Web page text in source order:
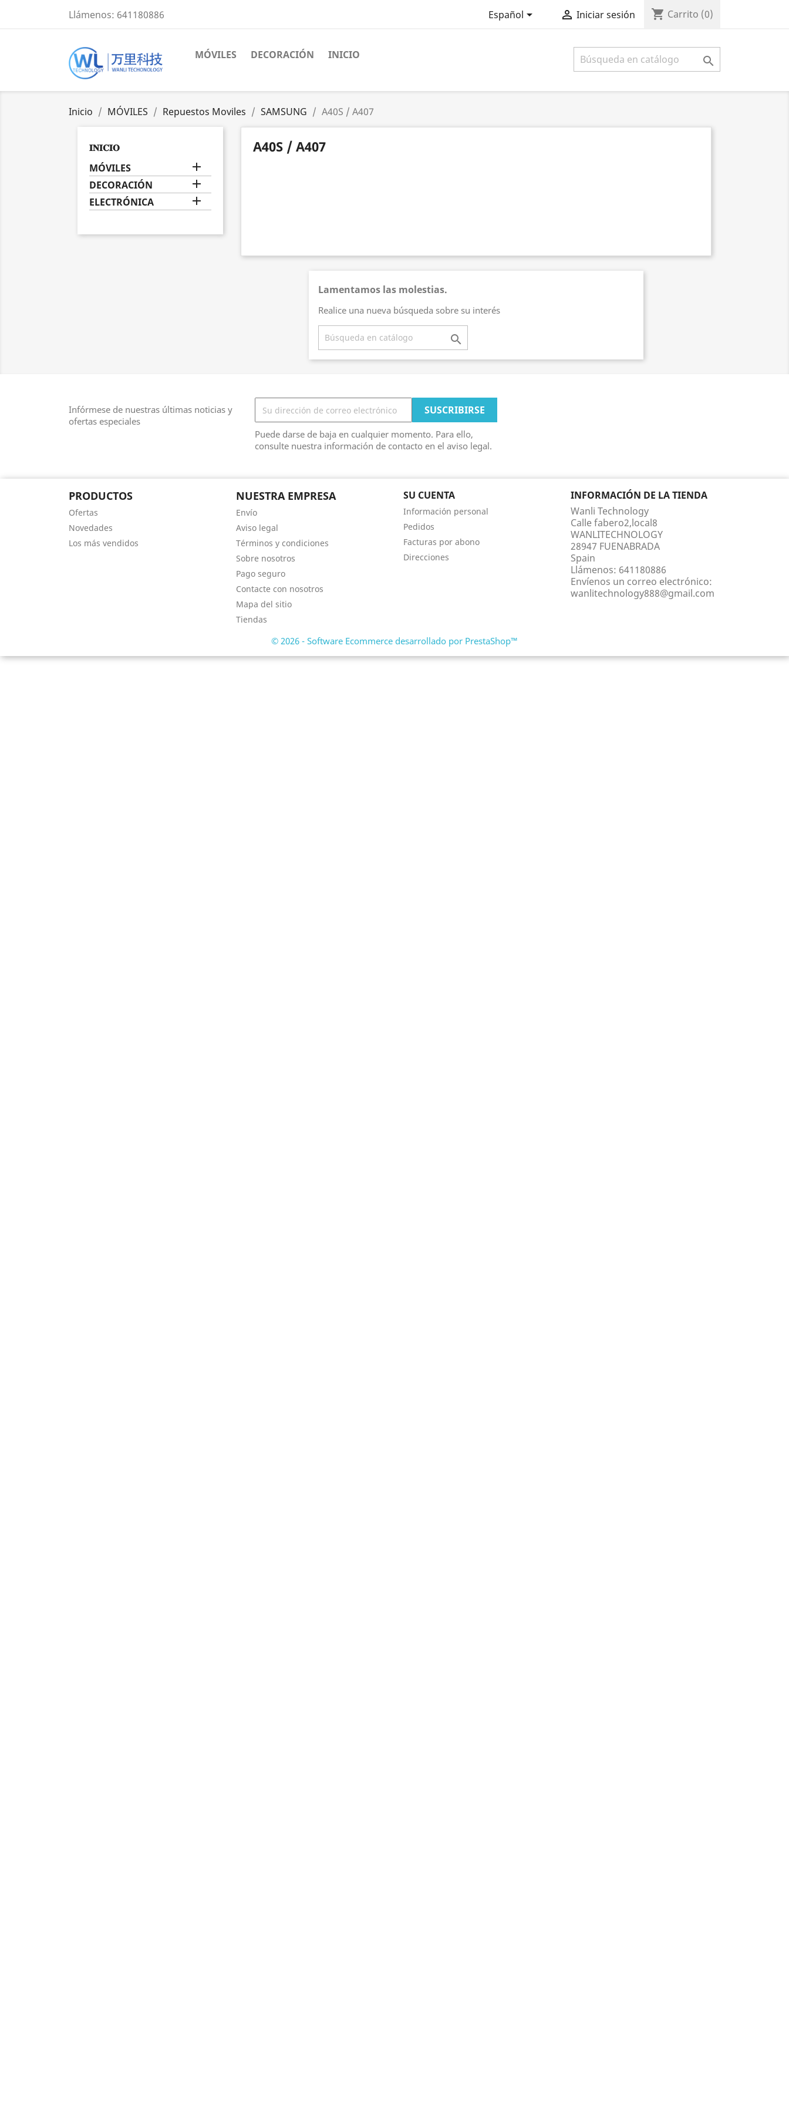
Llámenos: 641180886 Español  Iniciar sesión shopping_cart Carrito (0)
MÓVILES DECORACIÓN INICIO 
Inicio MÓVILES Repuestos Moviles SAMSUNG A40S / A407
𝐈𝐍𝐈𝐂𝐈𝐎
MÓVILES 
DECORACIÓN 
ELECTRÓNICA 
A40S / A407
Lamentamos las molestias.
Realice una nueva búsqueda sobre su interés

Infórmese de nuestras últimas noticias y
ofertas especiales
Puede darse de baja en cualquier momento. Para ello,
consulte nuestra información de contacto en el aviso legal.
PRODUCTOS
Ofertas
Novedades
Los más vendidos
NUESTRA EMPRESA
Envío
Aviso legal
Términos y condiciones
Sobre nosotros
Pago seguro
Contacte con nosotros
Mapa del sitio
Tiendas
SU CUENTA
Información personal
Pedidos
Facturas por abono
Direcciones
INFORMACIÓN DE LA TIENDA
Wanli Technology
Calle fabero2,local8
WANLITECHNOLOGY
28947 FUENABRADA
Spain
Llámenos: 641180886
Envíenos un correo electrónico:
wanlitechnology888@gmail.com
© 2026 - Software Ecommerce desarrollado por PrestaShop™